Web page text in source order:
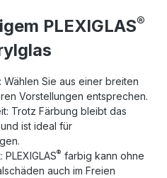
PLEXIGLAS®
Sie aus einer breiten
Vorstellungen entsprechen.
Trotz Färbung bleibt das
ist ideal für
® farbig kann ohne
auch im Freien